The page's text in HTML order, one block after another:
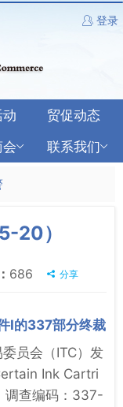
登录
动
贸促动态
会 联系我们
20）
686 分享
I的337部分终裁
员会（ITC）发
Ink Cartri
查编码：337-